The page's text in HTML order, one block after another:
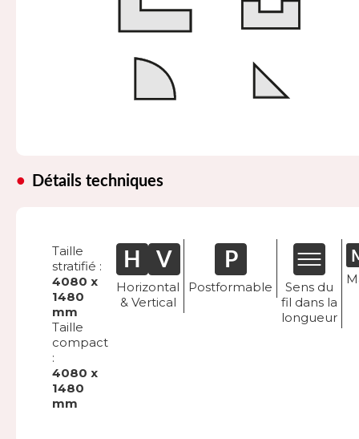
Détails techniques
Taille
stratifié :
4080 x
1480
mm
Taille
compact
:
4080 x
1480
mm
Horizontal
& Vertical
Postformable
Sens du
fil dans la
longueur